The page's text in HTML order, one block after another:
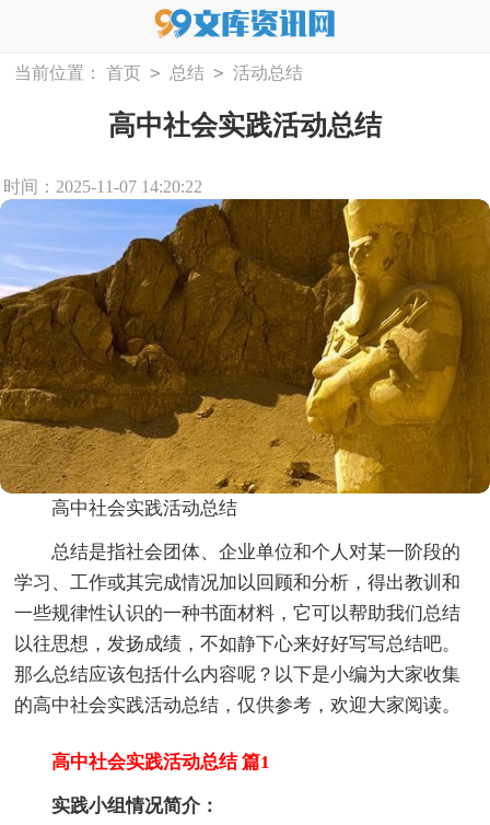
当前位置： 首页 > 总结 > 活动总结
高中社会实践活动总结
时间：2025-11-07 14:20:22
高中社会实践活动总结
总结是指社会团体、企业单位和个人对某一阶段的
学习、工作或其完成情况加以回顾和分析，得出教训和
一些规律性认识的一种书面材料，它可以帮助我们总结
以往思想，发扬成绩，不如静下心来好好写写总结吧。
那么总结应该包括什么内容呢？以下是小编为大家收集
的高中社会实践活动总结，仅供参考，欢迎大家阅读。
高中社会实践活动总结 篇1
实践小组情况简介：